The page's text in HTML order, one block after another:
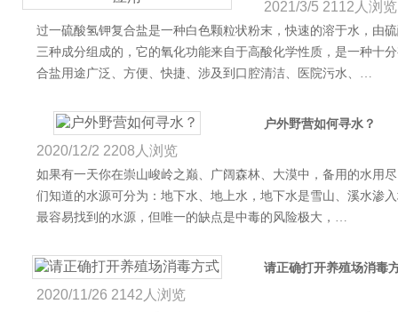
2021/3/5 2112人浏览
过一硫酸氢钾复合盐是一种白色颗粒状粉末，快速的溶于水，由
三种成分组成的，它的氧化功能来自于高酸化学性质，是一种十
合盐用途广泛、方便、快捷、涉及到口腔清洁、医院污水、…
户外野营如何寻水？
2020/12/2 2208人浏览
如果有一天你在崇山峻岭之巅、广阔森林、大漠中，备用的水用
们知道的水源可分为：地下水、地上水，地下水是雪山、溪水渗
最容易找到的水源，但唯一的缺点是中毒的风险极大，…
请正确打开养殖场消毒
2020/11/26 2142人浏览